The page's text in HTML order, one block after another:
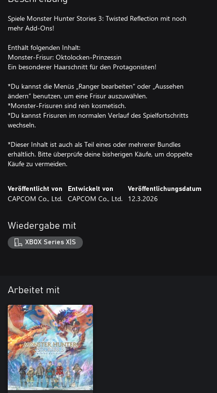
Spiele Monster Hunter Stories 3: Twisted Reflection mit noch
mehr Add-Ons!
Enthält folgenden Inhalt:
Monster-Frisur: Oktolocken-Prinzessin
Ein besonderer Haarschnitt für den Protagonisten!
*Du kannst die Menüs „Ranger bearbeiten“ oder „Aussehen
ändern“ benutzen, um eine Frisur auszuwählen.
*Monster-Frisuren sind rein kosmetisch.
*Du kannst Frisuren im normalen Verlauf des Spielfortschritts
wechseln.
*Dieser Inhalt ist auch als Teil eines oder mehrerer Bundles
erhältlich. Bitte überprüfe deine bisherigen Käufe, um doppelte
Käufe zu vermeiden.
Veröffentlicht von
CAPCOM Co., Ltd.
Entwickelt von
CAPCOM Co., Ltd.
Veröffentlichungsdatum
12.3.2026
Wiedergabe mit
XBOX Series X|S
Arbeitet mit